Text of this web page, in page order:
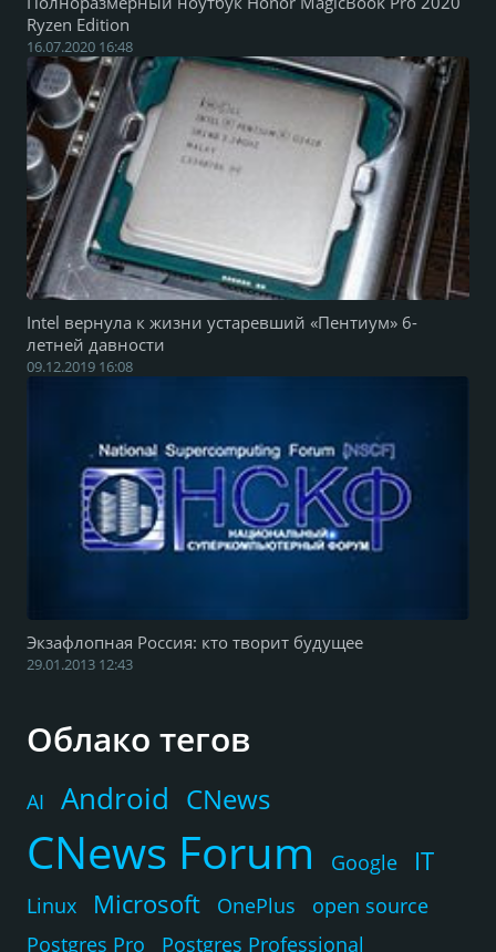
Ryzen Edition
16.07.2020 16:48
Intel вернула к жизни устаревший «Пентиум» 6-
летней давности
09.12.2019 16:08
Экзафлопная Россия: кто творит будущее
29.01.2013 12:43
Облако тегов
AI Android CNews
CNews Forum Google IT
Linux Microsoft OnePlus
open source
Postgres Pro
Postgres Professional